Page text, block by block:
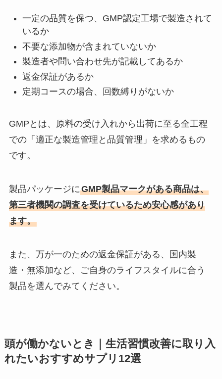
一定の品質を保つ、GMP認定工場で製造されて
いるか
不要な添加物が含まれていないか
製造者や問い合わせ先が記載してあるか
返金保証があるか
定期コースの場合、回数縛りがないか
GMPとは、原料の受け入れから出荷に至る全工程
での「適正な製造管理と品質管理」を求めるもの
です。
製品パッケージにGMP製品マークがある商品は、
第三者機関の調査を受けているため安心感があり
ます。
また、万が一のための返金保証がある、国内製
造・無添加など、ご自身のライフスタイルに合う
製品を選んでみてください。
頭が働かないとき｜生活習慣改善に取り入
れたいおすすめサプリ12選